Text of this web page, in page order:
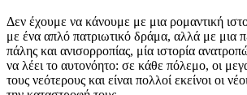
Δεν έχουμε να κάνουμε με μια ρομαντική
με ένα απλό πατριωτικό δράμα, αλλά με μια
πάλης και ανισορροπίας, μία ιστορία
να λέει το αυτονόητο: σε κάθε πόλεμο, οι
τους νεότερους και είναι πολλοί εκείνοι οι